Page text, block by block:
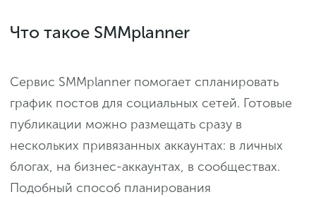
Что такое SMMplanner
Сервис SMMplanner помогает спланировать
график постов для социальных сетей. Готовые
публикации можно размещать сразу в
нескольких привязанных аккаунтах: в личных
блогах, на бизнес-аккаунтах, в сообществах.
Подобный способ планирования